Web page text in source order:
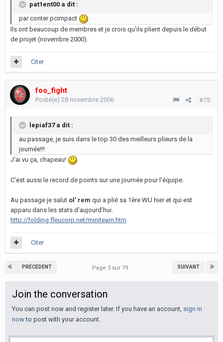
pat1ent00 a dit :
par conter pcimpact
Ils ont beaucoup de membres et je crois qu'ils plient depuis le début
de projet (novembre 2000).
Citer
foo_fight
#75
Posté(e) 28 novembre 2006
lepiaf37 a dit :
au passage, je suis dans le top 30 des meilleurs plieurs de la
journée!!!
J'ai vu ça, chapeau!
C'est aussi le record de points sur une journée pour l'équipe.
Au passage je salut ol' rem qui a plié sa 1ère WU hier et qui est
apparu dans les stats d'aujourd'hui.
http://folding.fleucorp.net/miniteam.htm
Citer
PRÉCÉDENT SUIVANT
Page 3 sur 79
Join the conversation
You can post now and register later. If you have an account, sign in
nowto post with your account.